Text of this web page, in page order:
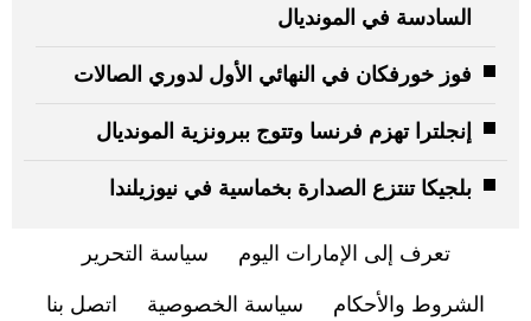
السادسة في المونديال
فوز خورفكان في النهائي الأول لدوري الصالات
إنجلترا تهزم فرنسا وتتوج ببرونزية المونديال
بلجيكا تنتزع الصدارة بخماسية في نيوزيلندا
تعرف إلى الإمارات اليوم سياسة التحرير
الشروط والأحكام سياسة الخصوصية اتصل بنا